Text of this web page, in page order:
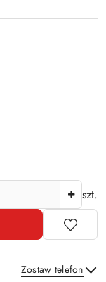
szt.
Zostaw telefon